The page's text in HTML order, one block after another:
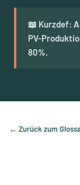
📖 Kurzdef:
PV-
80%.
← Zurück zum